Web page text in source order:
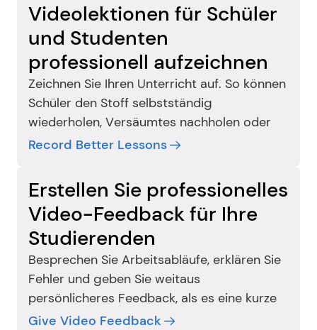
Videolektionen für Schüler
und Studenten
professionell aufzeichnen
Zeichnen Sie Ihren Unterricht auf. So können
Schüler den Stoff selbstständig
wiederholen, Versäumtes nachholen oder
schwierige Themen vertiefen.
Record Better Lessons
Erstellen Sie professionelles
Video-Feedback für Ihre
Studierenden
Besprechen Sie Arbeitsabläufe, erklären Sie
Fehler und geben Sie weitaus
persönlicheres Feedback, als es eine kurze
schriftliche Notiz je könnte.
Give Video Feedback